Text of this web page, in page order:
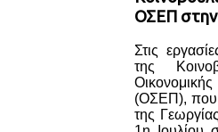
ΟΣΕΠ στην
Στις
της
(ΟΣΕΠ), που
της